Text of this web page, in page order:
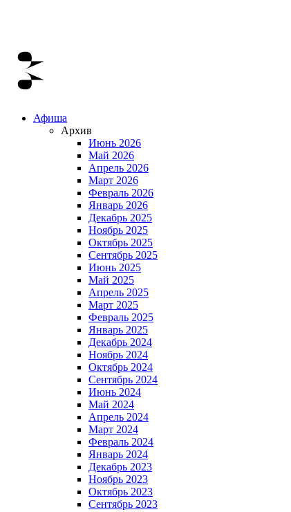
Афиша
Архив
Июнь 2026
Май 2026
Апрель 2026
Март 2026
Февраль 2026
Январь 2026
Декабрь 2025
Ноябрь 2025
Октябрь 2025
Сентябрь 2025
Июнь 2025
Май 2025
Апрель 2025
Март 2025
Февраль 2025
Январь 2025
Декабрь 2024
Ноябрь 2024
Октябрь 2024
Сентябрь 2024
Июнь 2024
Май 2024
Апрель 2024
Март 2024
Февраль 2024
Январь 2024
Декабрь 2023
Ноябрь 2023
Октябрь 2023
Сентябрь 2023